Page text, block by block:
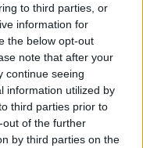
to third parties, or
information for
the below opt-out
note that after your
continue seeing
information utilized by
third parties prior to
of the further
by third parties on the
elsősorban a
a családoknak és
nyújtandó
a választási
nevezte az
Varga Mihály